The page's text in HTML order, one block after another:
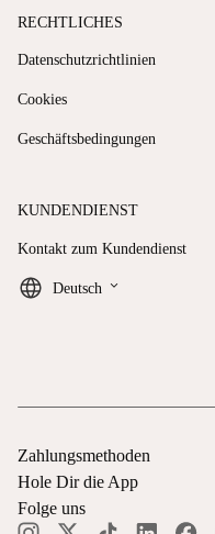
RECHTLICHES
Datenschutzrichtlinien
Cookies
Geschäftsbedingungen
KUNDENDIENST
Kontakt zum Kundendienst
Deutsch keyboard_arrow_down
Zahlungsmethoden
Hole Dir die App
Folge uns